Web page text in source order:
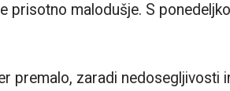
prisotno malodušje. S
premalo, zaradi nedosegljivosti